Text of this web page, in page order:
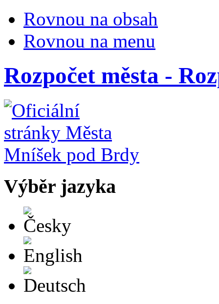
Rovnou na obsah
Rovnou na menu
Rozpočet města -
Výběr jazyka